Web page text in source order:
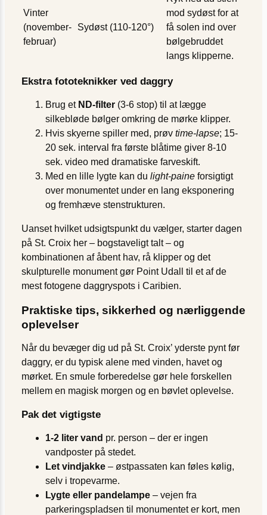
Vinter
(november-
februar)
Sydøst (110-120°)
mod sydøst for at
få solen ind over
bølgebruddet
langs klipperne.
Ekstra fototeknikker ved daggry
Brug et ND-filter (3-6 stop) til at lægge
silkebløde bølger omkring de mørke klipper.
Hvis skyerne spiller med, prøv time-lapse; 15-
20 sek. interval fra første blåtime giver 8-10
sek. video med dramatiske farveskift.
Med en lille lygte kan du light-paine forsigtigt
over monumentet under en lang eksponering
og fremhæve stenstrukturen.
Uanset hvilket udsigtspunkt du vælger, starter dagen
på St. Croix her – bogstaveligt talt – og
kombinationen af åbent hav, rå klipper og det
skulpturelle monument gør Point Udall til et af de
mest fotogene daggry­spots i Caribien.
Praktiske tips, sikkerhed og nærliggende
oplevelser
Når du bevæger dig ud på St. Croix’ yderste pynt før
daggry, er du typisk alene med vinden, havet og
mørket. En smule forberedelse gør hele forskellen
mellem en magisk morgen og en bøvlet oplevelse.
Pak det vigtigste
1-2 liter vand pr. person – der er ingen
vandposter på stedet.
Let vindjakke – østpassaten kan føles kølig,
selv i tropevarme.
Lygte eller pandelampe – vejen fra
parkeringspladsen til monumentet er kort, men